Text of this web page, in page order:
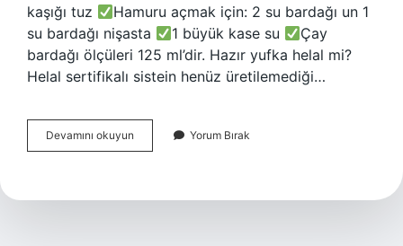
kaşığı tuz
Hamuru açmak için: 2 su bardağı un 1
su bardağı nişasta
1 büyük kase su
Çay
bardağı ölçüleri 125 ml’dir. Hazır yufka helal mi?
Helal sertifikalı sistein henüz üretilemediği…
Devamını okuyun
Yufkaların
Var
Yorum Bırak